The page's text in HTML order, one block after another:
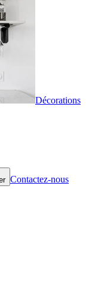
Décorations
Contactez-nous